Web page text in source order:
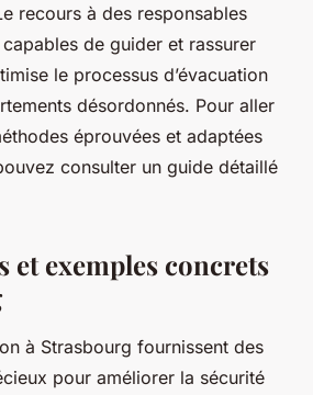
recours à des responsables
de guider et rassurer
le processus d’évacuation
désordonnés. Pour aller
éprouvées et adaptées
consulter un guide détaillé
et exemples concrets
à Strasbourg fournissent des
pour améliorer la sécurité